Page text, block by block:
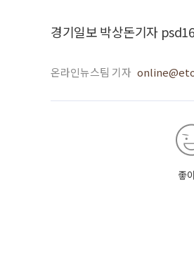
경기일보 박상돈기자
온라인뉴스팀 기자
좋